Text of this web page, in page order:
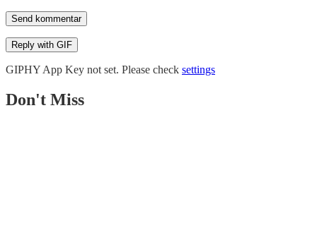
Send kommentar
Reply with GIF
GIPHY App Key not set. Please check settings
Don't Miss